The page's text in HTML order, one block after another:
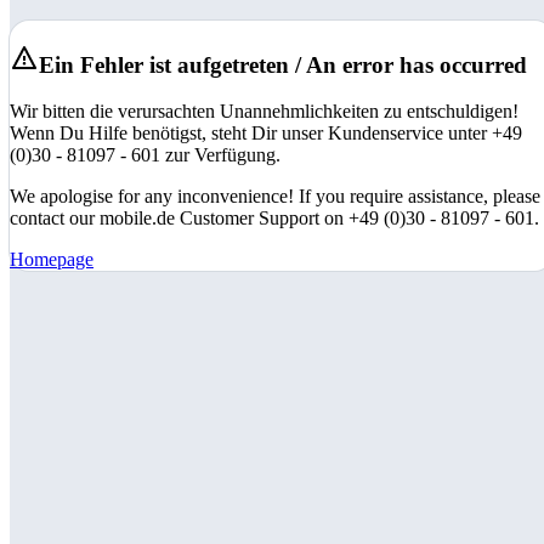
Ein Fehler ist aufgetreten / An error has occurred
Wir bitten die verursachten Unannehmlichkeiten zu entschuldigen!
Wenn Du Hilfe benötigst, steht Dir unser Kundenservice unter +49
(0)30 - 81097 - 601 zur Verfügung.
We apologise for any inconvenience! If you require assistance, please
contact our mobile.de Customer Support on +49 (0)30 - 81097 - 601.
Homepage